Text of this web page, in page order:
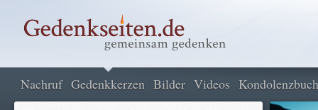
Nachruf Gedenkkerzen Bilder Videos Kondolenzbuch